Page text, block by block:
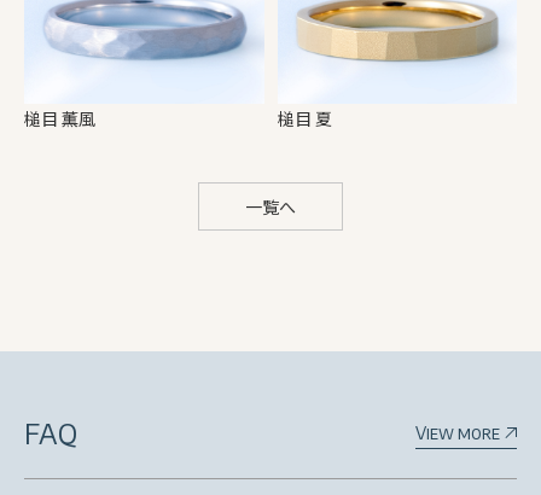
槌目 薫風 槌目 夏
一覧へ
FAQ View more